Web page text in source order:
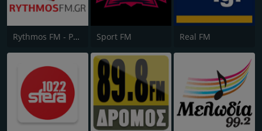
Rythmos FM - Ρυθμος 94.9 Sport FM Real FM